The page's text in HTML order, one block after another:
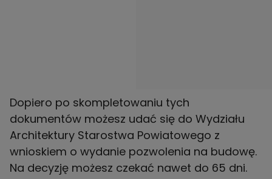
Dopiero po skompletowaniu tych
dokumentów możesz udać się do Wydziału
Architektury Starostwa Powiatowego z
wnioskiem o wydanie pozwolenia na budowę.
Na decyzję możesz czekać nawet do 65 dni.